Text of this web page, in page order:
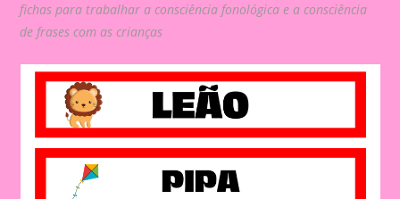
fichas para trabalhar a consciência fonológica e a consciência
de frases com as crianças